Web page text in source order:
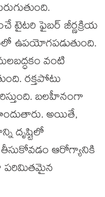
టైటరి ఫైబర్ జీర్ణక్రియ
ఉపయోగపడుతుంది.
వంటి
రక్తపోటు
బలహీనంగా
పొందుతారు. అయితే,
దృష్టిలో
తీసుకోవడం ఆరోగ్యానికి
పరిమితమైన